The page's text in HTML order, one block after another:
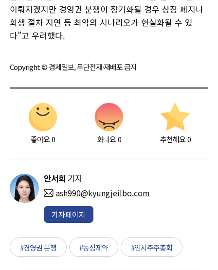
이뤄지겠지만 경영권 분쟁이 장기화될 경우 상장 폐지나
회생 절차 지연 등 최악의 시나리오가 현실화될 수 있
다”고 우려했다.
Copyright © 경제일보, 무단전재·재배포 금지
좋아요0 화나요0 추천해요 0
안서희 기자
ash990@kyungjeilbo.com
기자페이지
#경영권 분쟁 #동성제약 #임시주주총회